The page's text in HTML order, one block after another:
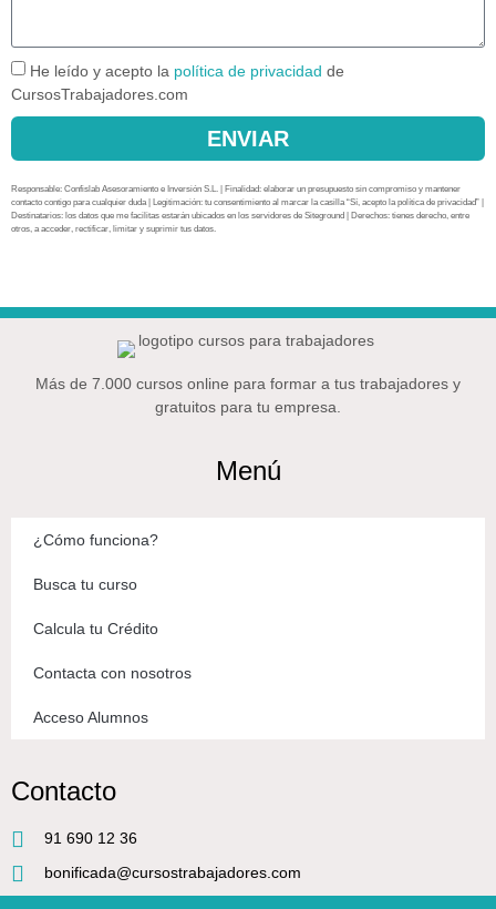
He leído y acepto la política de privacidad de
CursosTrabajadores.com
ENVIAR
Responsable: Confislab Asesoramiento e Inversión S.L. | Finalidad: elaborar un presupuesto sin compromiso y mantener
contacto contigo para cualquier duda | Legitimación: tu consentimiento al marcar la casilla “Sí, acepto la política de privacidad” |
Destinatarios: los datos que me facilitas estarán ubicados en los servidores de Siteground | Derechos: tienes derecho, entre
otros, a acceder, rectificar, limitar y suprimir tus datos.
Más de 7.000 cursos online para formar a tus trabajadores y
gratuitos para tu empresa.
Menú
¿Cómo funciona?
Busca tu curso
Calcula tu Crédito
Contacta con nosotros
Acceso Alumnos
Contacto
91 690 12 36
bonificada@cursostrabajadores.com